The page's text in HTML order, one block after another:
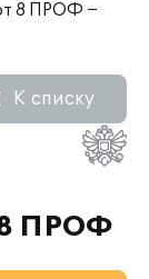
8 ПРОФ
8 ПРОФ
К списку